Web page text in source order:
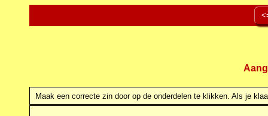
Maak een correcte zin door op de onderdelen te klikken. Als je